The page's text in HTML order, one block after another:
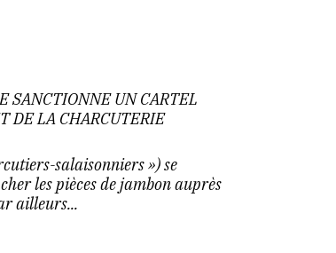
SANCTIONNE UN CARTEL
DE LA CHARCUTERIE
salaisonniers ») se
les pièces de jambon auprès
ailleurs...